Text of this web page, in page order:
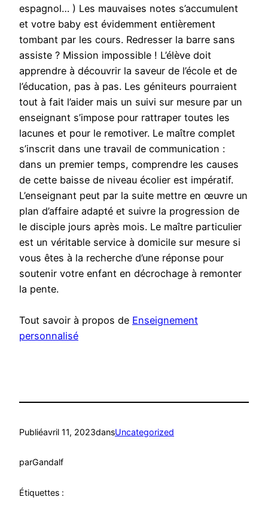
espagnol… ) Les mauvaises notes s’accumulent
et votre baby est évidemment entièrement
tombant par les cours. Redresser la barre sans
assiste ? Mission impossible ! L’élève doit
apprendre à découvrir la saveur de l’école et de
l’éducation, pas à pas. Les géniteurs pourraient
tout à fait l’aider mais un suivi sur mesure par un
enseignant s’impose pour rattraper toutes les
lacunes et pour le remotiver. Le maître complet
s’inscrit dans une travail de communication :
dans un premier temps, comprendre les causes
de cette baisse de niveau écolier est impératif.
L’enseignant peut par la suite mettre en œuvre un
plan d’affaire adapté et suivre la progression de
le disciple jours après mois. Le maître particulier
est un véritable service à domicile sur mesure si
vous êtes à la recherche d’une réponse pour
soutenir votre enfant en décrochage à remonter
la pente.
Tout savoir à propos de Enseignement
personnalisé
Publiéavril 11, 2023dansUncategorized
parGandalf
Étiquettes :